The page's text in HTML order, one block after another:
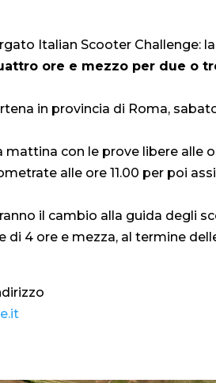
Italian Scooter Challenge: la
ore e mezzo per due o
in provincia di Roma, sabato
con le prove libere alle
alle ore 11.00 per poi
il cambio alla guida degli
di 4 ore e mezza, al termine